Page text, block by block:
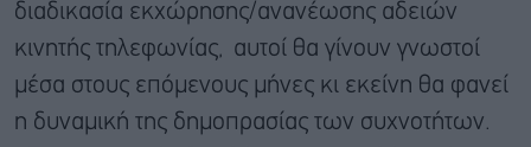
διαδικασία εκχώρησης/ανανέωσης αδειών
κινητής τηλεφωνίας, αυτοί θα γίνουν γνωστοί
μέσα στους επόμενους μήνες κι εκείνη θα φανεί
η δυναμική της δημοπρασίας των συχνοτήτων.